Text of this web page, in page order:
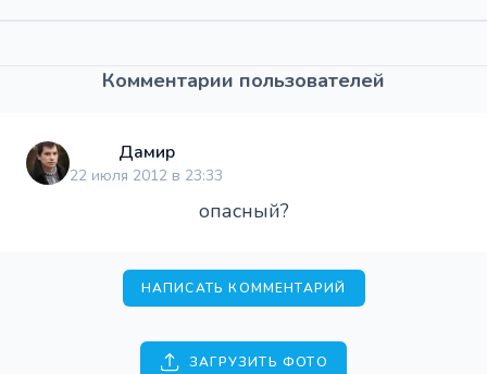
Комментарии пользователей
Дамир
22 июля 2012 в 23:33
опасный?
НАПИСАТЬ КОММЕНТАРИЙ
ЗАГРУЗИТЬ ФОТО